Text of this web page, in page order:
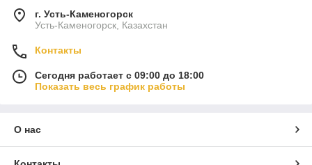
г. Усть-Каменогорск
Усть-Каменогорск, Казахстан
Контакты
Сегодня работает с 09:00 до 18:00
Показать весь график работы
О нас